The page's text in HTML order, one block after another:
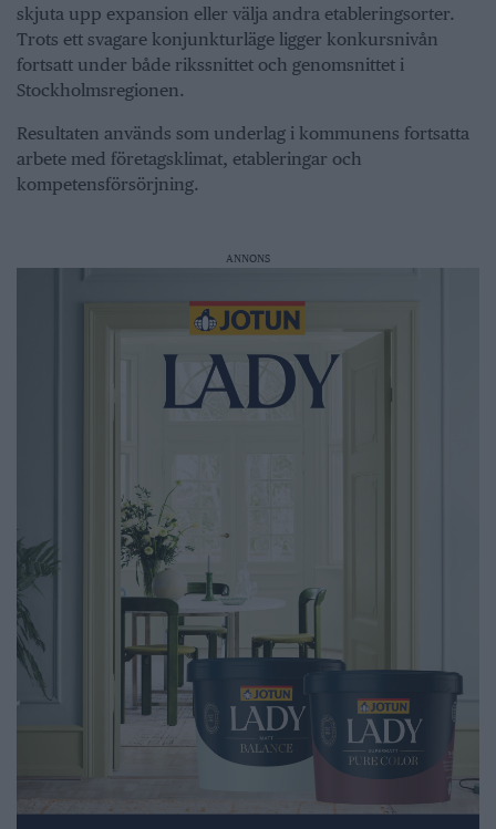
skjuta upp expansion eller välja andra etableringsorter.
Trots ett svagare konjunkturläge ligger konkursnivån
fortsatt under både rikssnittet och genomsnittet i
Stockholmsregionen.
Resultaten används som underlag i kommunens fortsatta
arbete med företagsklimat, etableringar och
kompetensförsörjning.
ANNONS